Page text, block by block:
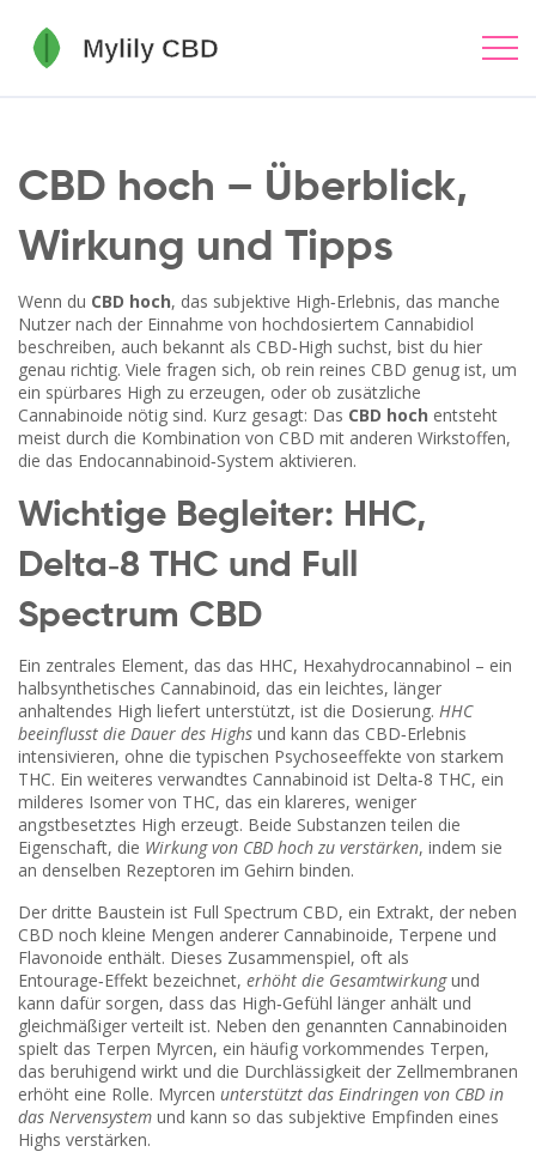
CBD hoch – Überblick,
Wirkung und Tipps
Wenn du CBD hoch, das subjektive High‑Erlebnis, das manche
Nutzer nach der Einnahme von hochdosiertem Cannabidiol
beschreiben, auch bekannt als CBD‑High suchst, bist du hier
genau richtig. Viele fragen sich, ob rein reines CBD genug ist, um
ein spürbares High zu erzeugen, oder ob zusätzliche
Cannabinoide nötig sind. Kurz gesagt: Das CBD hoch entsteht
meist durch die Kombination von CBD mit anderen Wirkstoffen,
die das Endocannabinoid‑System aktivieren.
Wichtige Begleiter: HHC,
Delta‑8 THC und Full
Spectrum CBD
Ein zentrales Element, das das HHC, Hexahydrocannabinol – ein
halbsynthetisches Cannabinoid, das ein leichtes, länger
anhaltendes High liefert unterstützt, ist die Dosierung. HHC
beeinflusst die Dauer des Highs und kann das CBD‑Erlebnis
intensivieren, ohne die typischen Psychoseeffekte von starkem
THC. Ein weiteres verwandtes Cannabinoid ist Delta‑8 THC, ein
milderes Isomer von THC, das ein klareres, weniger
angstbesetztes High erzeugt. Beide Substanzen teilen die
Eigenschaft, die Wirkung von CBD hoch zu verstärken, indem sie
an denselben Rezeptoren im Gehirn binden.
Der dritte Baustein ist Full Spectrum CBD, ein Extrakt, der neben
CBD noch kleine Mengen anderer Cannabinoide, Terpene und
Flavonoide enthält. Dieses Zusammenspiel, oft als
Entourage‑Effekt bezeichnet, erhöht die Gesamtwirkungund
kann dafür sorgen, dass das High‑Gefühl länger anhält und
gleichmäßiger verteilt ist. Neben den genannten Cannabinoiden
spielt das Terpen Myrcen, ein häufig vorkommendes Terpen,
das beruhigend wirkt und die Durchlässigkeit der Zellmembranen
erhöht eine Rolle. Myrcen unterstützt das Eindringen von CBD in
das Nervensystem und kann so das subjektive Empfinden eines
Highs verstärken.